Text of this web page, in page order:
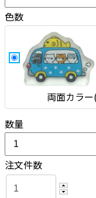
色数
両面カラ
数量
注文件数